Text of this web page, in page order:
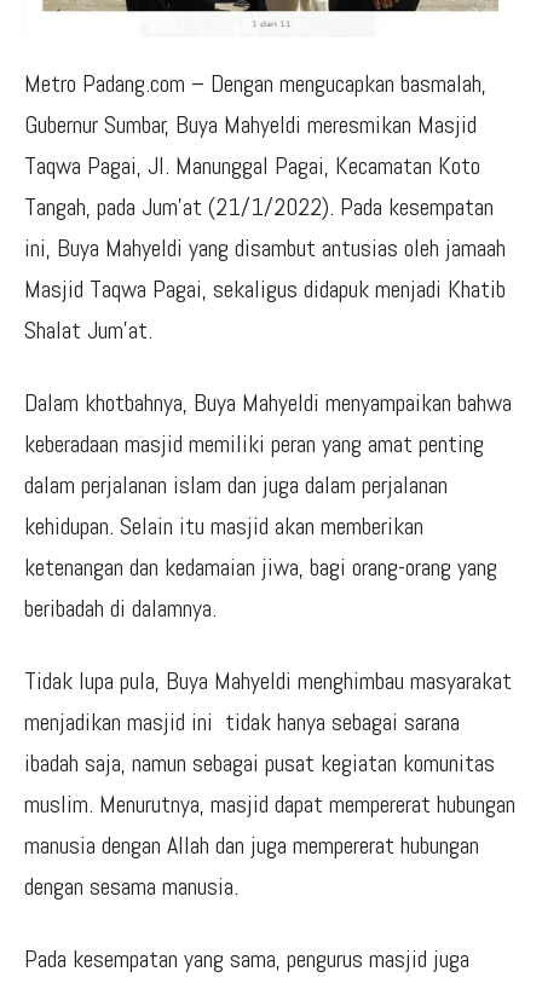
Metro Padang.com – Dengan mengucapkan basmalah,
Gubernur Sumbar, Buya Mahyeldi meresmikan Masjid
Taqwa Pagai, Jl. Manunggal Pagai, Kecamatan Koto
Tangah, pada Jum’at (21/1/2022). Pada kesempatan
ini, Buya Mahyeldi yang disambut antusias oleh jamaah
Masjid Taqwa Pagai, sekaligus didapuk menjadi Khatib
Shalat Jum’at.
Dalam khotbahnya, Buya Mahyeldi menyampaikan bahwa
keberadaan masjid memiliki peran yang amat penting
dalam perjalanan islam dan juga dalam perjalanan
kehidupan. Selain itu masjid akan memberikan
ketenangan dan kedamaian jiwa, bagi orang-orang yang
beribadah di dalamnya.
Tidak lupa pula, Buya Mahyeldi menghimbau masyarakat
menjadikan masjid ini tidak hanya sebagai sarana
ibadah saja, namun sebagai pusat kegiatan komunitas
muslim. Menurutnya, masjid dapat mempererat hubungan
manusia dengan Allah dan juga mempererat hubungan
dengan sesama manusia.
Pada kesempatan yang sama, pengurus masjid juga